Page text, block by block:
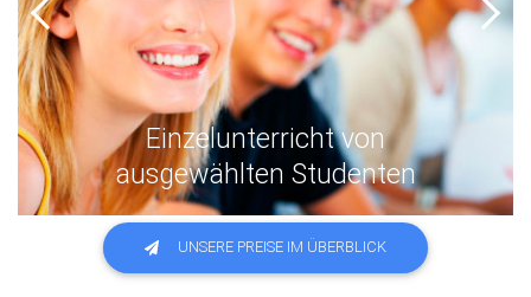
Einzelunterricht von
ausgewählten Studenten
Previous Next
UNSERE PREISE IM ÜBERBLICK